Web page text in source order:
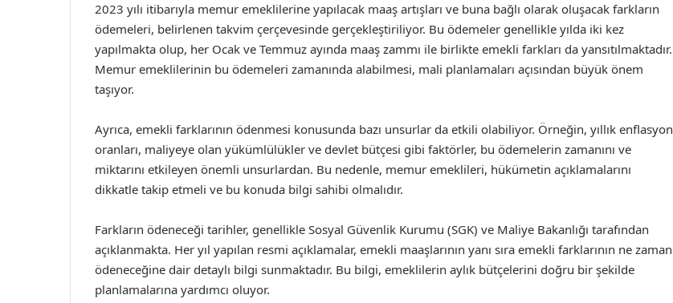
2023 yılı itibarıyla memur emeklilerine yapılacak maaş artışları ve buna bağlı olarak oluşacak farkların
ödemeleri, belirlenen takvim çerçevesinde gerçekleştiriliyor. Bu ödemeler genellikle yılda iki kez
yapılmakta olup, her Ocak ve Temmuz ayında maaş zammı ile birlikte emekli farkları da yansıtılmaktadır.
Memur emeklilerinin bu ödemeleri zamanında alabilmesi, mali planlamaları açısından büyük önem
taşıyor.
Ayrıca, emekli farklarının ödenmesi konusunda bazı unsurlar da etkili olabiliyor. Örneğin, yıllık enflasyon
oranları, maliyeye olan yükümlülükler ve devlet bütçesi gibi faktörler, bu ödemelerin zamanını ve
miktarını etkileyen önemli unsurlardan. Bu nedenle, memur emeklileri, hükümetin açıklamalarını
dikkatle takip etmeli ve bu konuda bilgi sahibi olmalıdır.
Farkların ödeneceği tarihler, genellikle Sosyal Güvenlik Kurumu (SGK) ve Maliye Bakanlığı tarafından
açıklanmakta. Her yıl yapılan resmi açıklamalar, emekli maaşlarının yanı sıra emekli farklarının ne zaman
ödeneceğine dair detaylı bilgi sunmaktadır. Bu bilgi, emeklilerin aylık bütçelerini doğru bir şekilde
planlamalarına yardımcı oluyor.